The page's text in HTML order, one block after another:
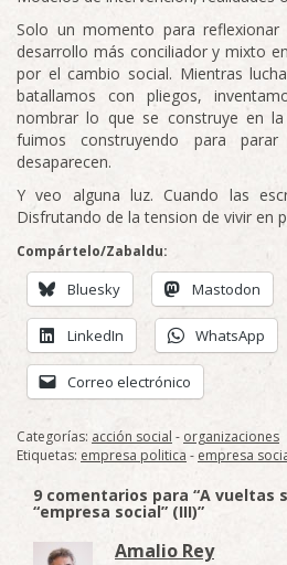
Solo un momento para
desarrollo más conciliador y mixto
por el cambio social. Mientras
batallamos con pliegos,
nombrar lo que se construye en
fuimos construyendo para
desaparecen.
Y veo alguna luz. Cuando las
Disfrutando de la tension de vivir en
Compártelo/Zabaldu:
Bluesky Mastodon
LinkedIn WhatsApp
Correo electrónico
Categorías: acción social - organizaciones
Etiquetas: empresa politica - empresa
9 comentarios para “A vueltas
“empresa social” (III)”
Amalio Rey